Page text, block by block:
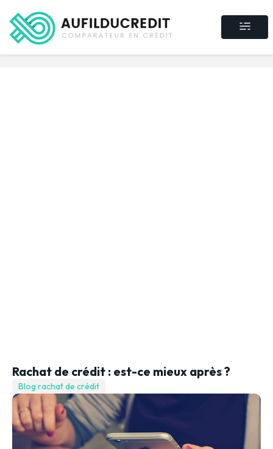
Rachat de crédit : est-ce mieux après ?
Blog rachat de crédit